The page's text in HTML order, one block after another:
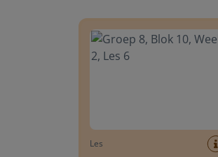
Les